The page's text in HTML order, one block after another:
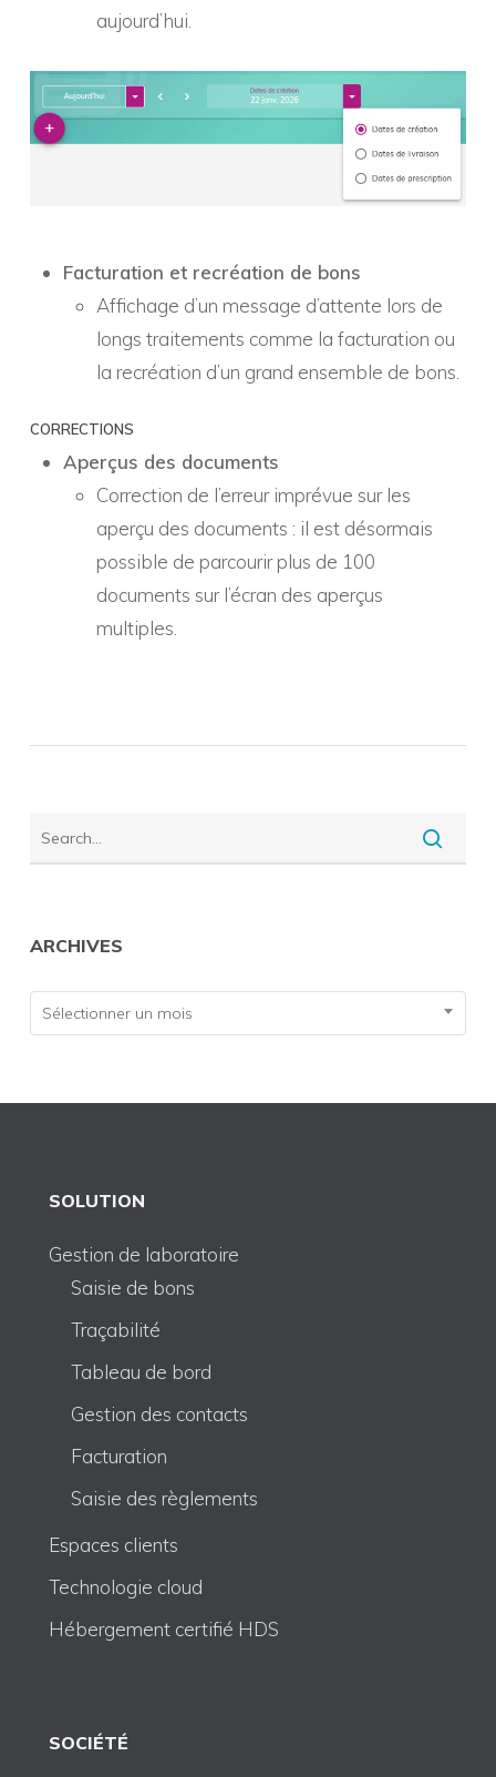
aujourd’hui.
Facturation et recréation de bons
Affichage d’un message d’attente lors de
longs traitements comme la facturation ou
la recréation d’un grand ensemble de bons.
CORRECTIONS
Aperçus des documents
Correction de l’erreur imprévue sur les
aperçu des documents : il est désormais
possible de parcourir plus de 100
documents sur l’écran des aperçus
multiples.
ARCHIVES
Archives
Sélectionner un mois
SOLUTION
Gestion de laboratoire
Saisie de bons
Traçabilité
Tableau de bord
Gestion des contacts
Facturation
Saisie des règlements
Espaces clients
Technologie cloud
Hébergement certifié HDS
SOCIÉTÉ